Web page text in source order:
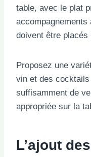
table, avec le plat
doivent être
Proposez une
vin et des
suffisamment de
appropriée sur la
L’ajout